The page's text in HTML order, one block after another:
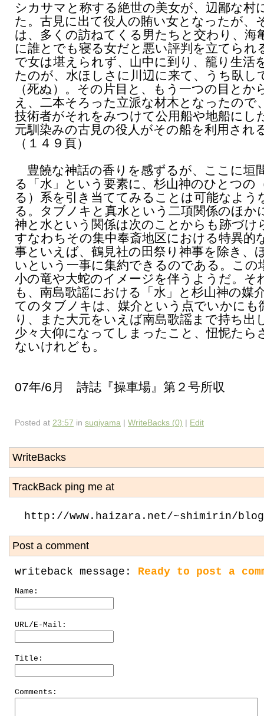
シカサマと称する絶世の美女が、辺鄙な村
た。古見に出て役人の賄い女となったが、
は、多くの訪ねてくる男たちと交わり、海
に誰とでも寝る女だと悪い評判を立てられ
で女は堪えられず、山中に到り、籠り生活
たのが、水ほしさに川辺に来て、うち臥し
（死ぬ）。その片目と、もう一つの目とか
え、二本そろった立派な材木となったので
技術者がそれをみつけて公用船や地船にし
元馴染みの古見の役人がその船を利用され
（１４９頁）
豊饒な神話の香りを感ずるが、ここに垣
る「水」という要素に、杉山神のひとつの
る）系を引き当ててみることは可能なよう
る。タブノキと真水という二項関係のほか
神と水という関係は次のことからも跡づけ
すなわちその集中奉斎地区における特異的
事といえば、鶴見社の田祭り神事を除き、
いという一事に集約できるのである。この
小の竜や大蛇のイメージを伴うようだ。そ
も、南島歌謡における「水」と杉山神の媒
てのタブノキは、媒介という点でいかにも
り、また大元をいえば南島歌謡まで持ち出
少々大仰になってしまったこと、忸怩たら
ないけれども。
07年/6月 詩誌『操車場』第２号所収
Posted at 23:57 in sugiyama WriteBacks (0) Edit
WriteBacks
TrackBack ping me at
http://www.haizara.net/~shimirin/blog/
Post a comment
writeback message: Ready to post a
Name:
URL/E-Mail:
Title:
Comments: